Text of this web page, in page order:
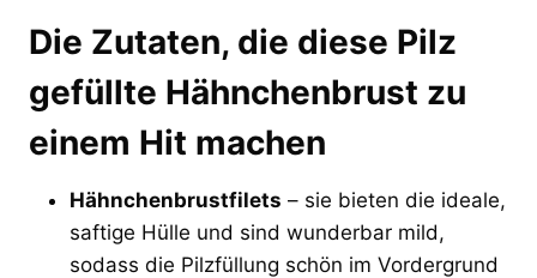
Die Zutaten, die diese Pilz
gefüllte Hähnchenbrust zu
einem Hit machen
Hähnchenbrustfilets – sie bieten die ideale,
saftige Hülle und sind wunderbar mild,
sodass die Pilzfüllung schön im Vordergrund